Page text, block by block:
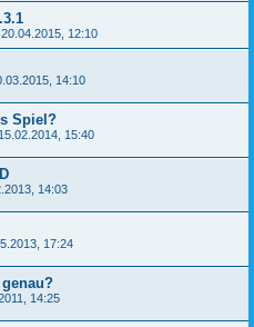
20.04.2015, 12:10
14:10
Spiel?
15.02.2014, 15:40
14:03
17:24
14:25